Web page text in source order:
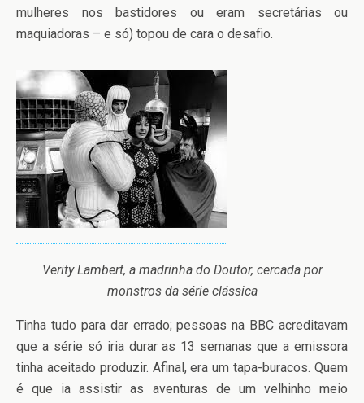
mulheres nos bastidores ou eram secretárias ou
maquiadoras – e só) topou de cara o desafio.
Verity Lambert, a madrinha do Doutor, cercada por
monstros da série clássica
Tinha tudo para dar errado; pessoas na BBC acreditavam
que a série só iria durar as 13 semanas que a emissora
tinha aceitado produzir. Afinal, era um tapa-buracos. Quem
é que ia assistir as aventuras de um velhinho meio